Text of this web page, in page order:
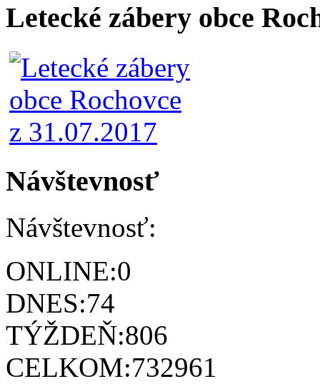
Letecké zábery obce
Návštevnosť
Návštevnosť:
ONLINE:0
DNES:74
TÝŽDEŇ:806
CELKOM:732961